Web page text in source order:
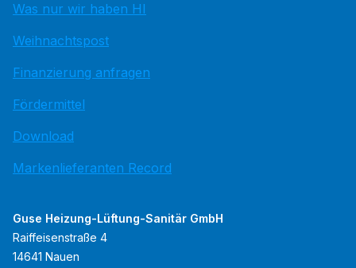
Was nur wir haben HI
Weihnachtspost
Finanzierung anfragen
Fördermittel
Download
Markenlieferanten Record
Guse Heizung-Lüftung-Sanitär GmbH
Raiffeisenstraße 4
14641 Nauen